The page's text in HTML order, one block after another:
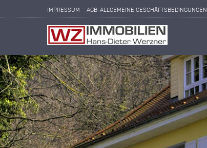
IMPRESSUM AGB-ALLGEMEINE GESCHÄFTSBEDINGUNGEN